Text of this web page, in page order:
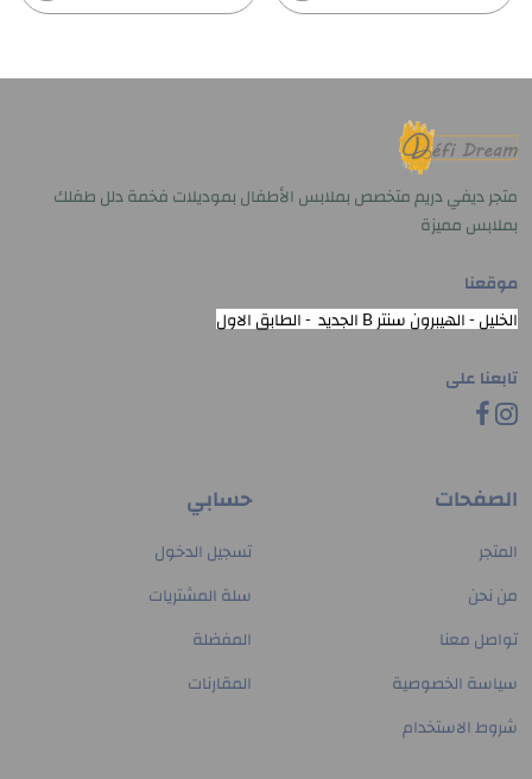
متجر ديفي دريم متخصص بملابس الأطفال بموديلات فخمة دلل طفلك
بملابس مميزة
موقعنا
الخليل - الهيبرون سنتر B الجديد - الطابق الاول
تابعنا على
الصفحات
المتجر
من نحن
تواصل معنا
سياسة الخصوصية
شروط الاستخدام
حسابي
تسجيل الدخول
سلة المشتريات
المفضلة
المقارنات